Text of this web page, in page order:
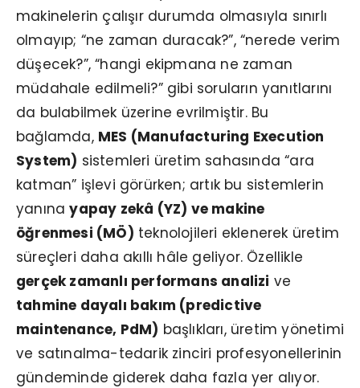
makinelerin çalışır durumda olmasıyla sınırlı
olmayıp; “ne zaman duracak?”, “nerede verim
düşecek?”, “hangi ekipmana ne zaman
müdahale edilmeli?” gibi soruların yanıtlarını
da bulabilmek üzerine evrilmiştir. Bu
bağlamda, MES (Manufacturing Execution
System) sistemleri üretim sahasında “ara
katman” işlevi görürken; artık bu sistemlerin
yanınayapay zekâ (YZ) ve makine
öğrenmesi (MÖ) teknolojileri eklenerek üretim
süreçleri daha akıllı hâle geliyor. Özellikle
gerçek zamanlı performans analizi ve
tahmine dayalı bakım (predictive
maintenance, PdM) başlıkları, üretim yönetimi
ve satınalma-tedarik zinciri profesyonellerinin
gündeminde giderek daha fazla yer alıyor.